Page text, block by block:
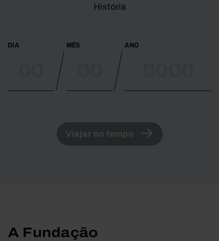
História
DIA MÊS ANO
Viajar no tempo
A Fundação